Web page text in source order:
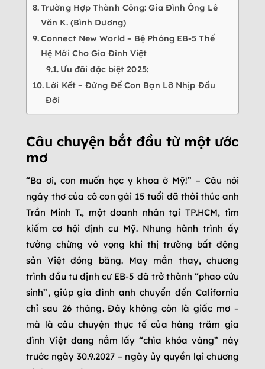
Trường Hợp Thành Công: Gia Đình Ông Lê
Văn K. (Bình Dương)
Connect New World – Bệ Phóng EB-5 Thế
Hệ Mới Cho Gia Đình Việt
Ưu đãi đặc biệt 2025:
Lời Kết – Đừng Để Con Bạn Lỡ Nhịp Đầu
Đời
Câu chuyện bắt đầu từ một ước
mơ
“Ba ơi, con muốn học y khoa ở Mỹ!” – Câu nói
ngây thơ của cô con gái 15 tuổi đã thôi thúc anh
Trần Minh T., một doanh nhân tại TP.HCM, tìm
kiếm cơ hội định cư Mỹ. Nhưng hành trình ấy
tưởng chừng vô vọng khi thị trường bất động
sản Việt đóng băng. May mắn thay, chương
trình đầu tư định cư EB-5 đã trở thành “phao cứu
sinh”, giúp gia đình anh chuyển đến California
chỉ sau 26 tháng. Đây không còn là giấc mơ –
mà là câu chuyện thực tế của hàng trăm gia
đình Việt đang nắm lấy “chìa khóa vàng” này
trước ngày 30.9.2027 – ngày ủy quyền lại chương